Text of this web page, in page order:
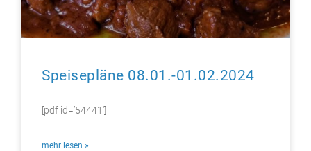
Speisepläne 08.01.-01.02.2024
[pdf id=’54441′]
mehr lesen »